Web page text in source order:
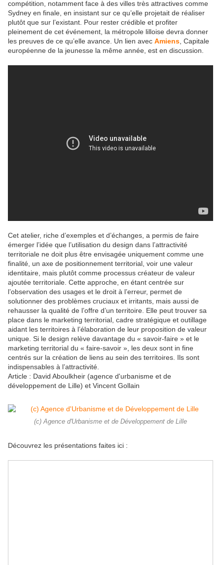
compétition, notamment face à des villes très attractives comme
Sydney en finale, en insistant sur ce qu’elle projetait de réaliser
plutôt que sur l’existant. Pour rester crédible et profiter
pleinement de cet événement, la métropole lilloise devra donner
les preuves de ce qu’elle avance. Un lien avec Amiens , Capitale
européenne de la jeunesse la même année, est en discussion.
Cet atelier, riche d’exemples et d’échanges, a permis de faire
émerger l’idée que l’utilisation du design dans l’attractivité
territoriale ne doit plus être envisagée uniquement comme une
finalité, un axe de positionnement territorial, voir une valeur
identitaire, mais plutôt comme processus créateur de valeur
ajoutée territoriale. Cette approche, en étant centrée sur
l’observation des usages et le droit à l’erreur, permet de
solutionner des problèmes cruciaux et irritants, mais aussi de
rehausser la qualité de l’offre d’un territoire. Elle peut trouver sa
place dans le marketing territorial, cadre stratégique et outillage
aidant les territoires à l’élaboration de leur proposition de valeur
unique. Si le design relève davantage du « savoir-faire » et le
marketing territorial du « faire-savoir », les deux sont in fine
centrés sur la création de liens au sein des territoires. Ils sont
indispensables à l’attractivité.
Article : David Aboulkheir (agence d'urbanisme et de
développement de Lille) et Vincent Gollain
(c) Agence d'Urbanisme et de Développement de Lille
Découvrez les présentations faites ici :